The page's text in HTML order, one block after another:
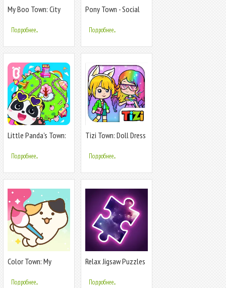
My Boo Town: City
Подробнее...
Pony Town - Social
Подробнее...
Little Panda's Town:
Подробнее...
Tizi Town: Doll Dress
Подробнее...
Color Town: My
Подробнее...
Relax Jigsaw Puzzles
Подробнее...